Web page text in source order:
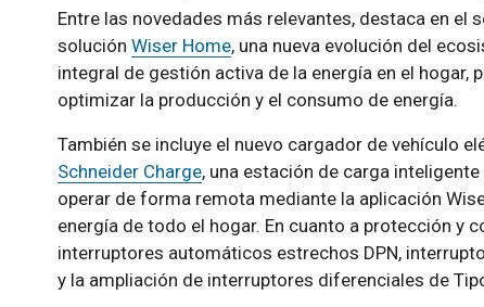
Entre las novedades más relevantes, destaca en el
solución Wiser Home, una nueva evolución del
integral de gestión activa de la energía en el
optimizar la producción y el consumo de energía.
También se incluye el nuevo cargador de vehículo
Schneider Charge, una estación de carga
operar de forma remota mediante la aplicación
energía de todo el hogar. En cuanto a protección y
interruptores automáticos estrechos DPN,
y la ampliación de interruptores diferenciales de